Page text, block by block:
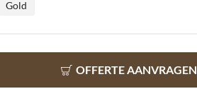
Gold
OFFERTE AANVRAGEN